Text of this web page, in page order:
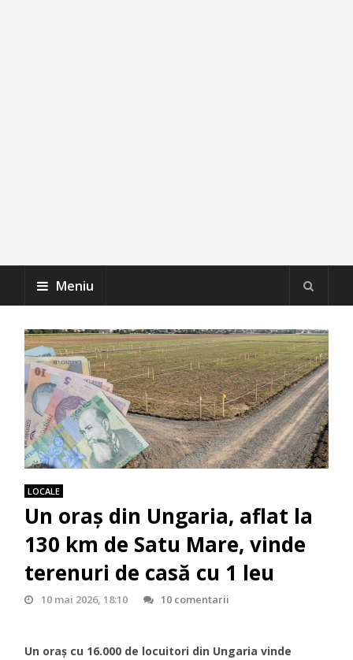
Meniu
LOCALE
Un oraș din Ungaria, aflat la
130 km de Satu Mare, vinde
terenuri de casă cu 1 leu
10 mai 2026, 18:10 10 comentarii
Un oraș cu 16.000 de locuitori din Ungaria vinde